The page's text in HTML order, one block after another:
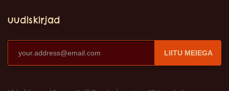
uudiskirjad
LIITU MEIEGA